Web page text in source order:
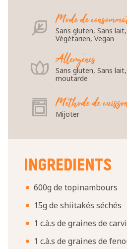
Mode de
Sans gluten, Sans
Végétarien, Vegan
Allergènes
Sans gluten, Sans
moutarde
Méthode de
Mijoter
INGREDIENTS
600g de topinambours
15g de shiitakés séchés
1 c.à.s de graines de carvi
1 c.à.s de graines de